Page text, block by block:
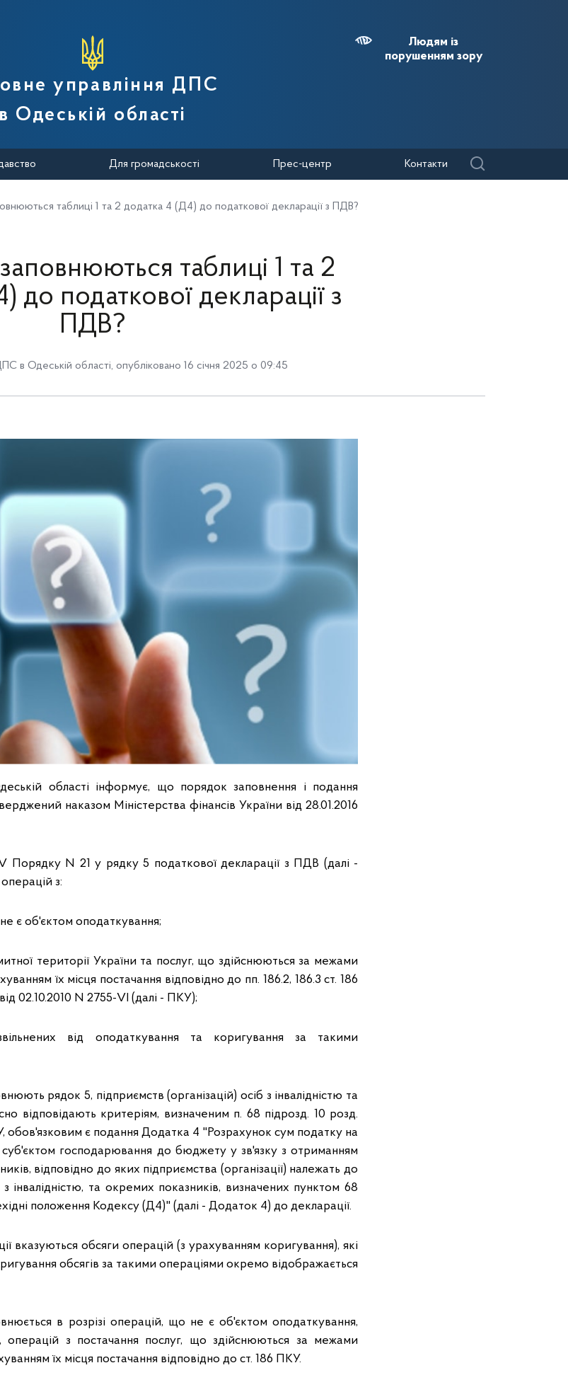
служби України
управління ДПС
в Одеській області
Людям із
порушенням зору
Для громадськості Прес-центр Контакти
таблиці 1 та 2 додатка 4 (Д4) до податкової декларації з ПДВ?
таблиці 1 та 2
до податкової декларації з
ПДВ?
в Одеській області, опубліковано 16 січня 2025 о 09:45
області інформує, що порядок заповнення і подання
наказом Міністерства фінансів України від 28.01.2016
Порядку N 21 у рядку 5 податкової декларації з ПДВ (далі -
з:
є об'єктом оподаткування;
території України та послуг, що здійснюються за межами
їх місця постачання відповідно до пп. 186.2, 186.3 ст. 186
02.10.2010 N 2755-VI (далі - ПКУ);
від оподаткування та коригування за такими
рядок 5, підприємств (організацій) осіб з інвалідністю та
відповідають критеріям, визначеним п. 68 підрозд. 10 розд.
є подання Додатка 4 "Розрахунок сум податку на
суб'єктом господарювання до бюджету у зв'язку з отриманням
відповідно до яких підприємства (організації) належать до
з інвалідністю, та окремих показників, визначених пунктом 68
положення Кодексу (Д4)" (далі - Додаток 4) до декларації.
вказуються обсяги операцій (з урахуванням коригування), які
обсягів за такими операціями окремо відображається
в розрізі операцій, що не є об'єктом оподаткування,
операцій з постачання послуг, що здійснюються за межами
їх місця постачання відповідно до ст. 186 ПКУ.